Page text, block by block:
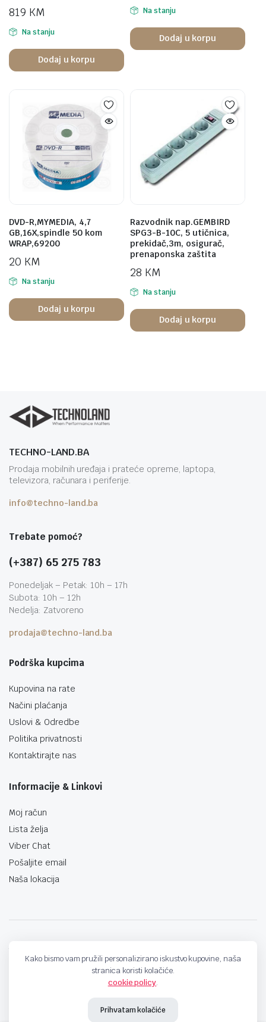
819 KM
Na stanju
Dodaj u korpu
Na stanju
Dodaj u korpu
DVD-R,MYMEDIA, 4,7
GB,16X,spindle 50 kom
WRAP,69200
20 KM
Na stanju
Dodaj u korpu
Razvodnik nap.GEMBIRD
SPG3-B-10C, 5 utičnica,
prekidač,3m, osigurač,
prenaponska zaštita
28 KM
Na stanju
Dodaj u korpu
TECHNO-LAND.BA
Prodaja mobilnih uređaja i prateće opreme, laptopa,
televizora, računara i periferije.
info@techno-land.ba
Trebate pomoć?
(+387) 65 275 783
Ponedeljak – Petak: 10h – 17h
Subota: 10h – 12h
Nedelja: Zatvoreno
prodaja@techno-land.ba
Podrška kupcima
Kupovina na rate
Načini plaćanja
Uslovi & Odredbe
Politika privatnosti
Kontaktirajte nas
Informacije & Linkovi
Moj račun
Lista želja
Viber Chat
Pošaljite email
Naša lokacija
Kako bismo vam pružili personalizirano iskustvo kupovine, naša
stranica koristi kolačiće.
cookie policy.
Prihvatam kolačiće